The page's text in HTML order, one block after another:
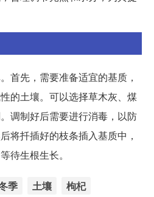
首先，需要准备适宜的基质，
的土壤。可以选择草木灰、煤
调制好后需要进行消毒，以防
将扦插好的枝条插入基质中，
待生根生长。
季 土壤 枸杞